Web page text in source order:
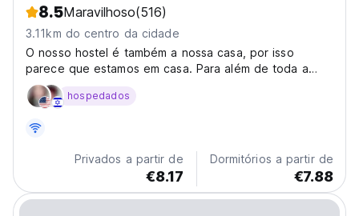
8.5Maravilhoso(516)
3.11km do centro da cidade
O nosso hostel é também a nossa casa, por isso
parece que estamos em casa. Para além de toda a
nossa atenção, encontrará uma cozinha totalmente
equipada, uma sala de estar com ar condicionado e um
lavar roupa...
hospedados
Privados a partir de
€8.17
Dormitórios a partir de
€7.88